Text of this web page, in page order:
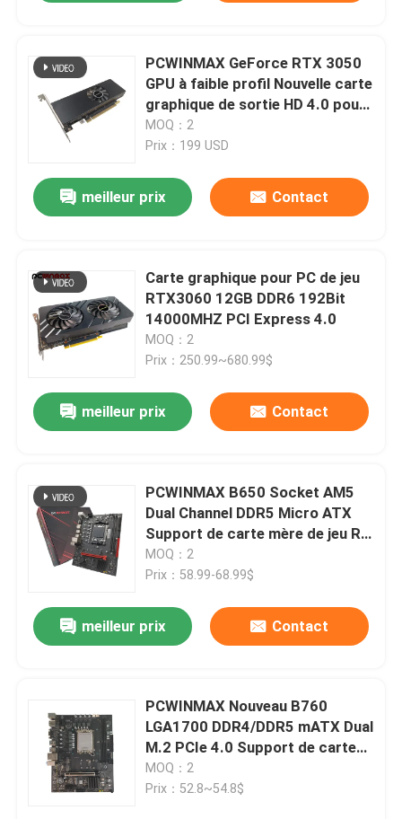
Produits
PCWINMAX GeForce RTX 3050
GPU à faible profil Nouvelle carte
graphique de sortie HD 4.0 pour
PC
MOQ：2
Prix：199 USD
meilleur prix Contact
Carte graphique pour PC de jeu
RTX3060 12GB DDR6 192Bit
14000MHZ PCI Express 4.0
MOQ：2
Prix：250.99~680.99$
meilleur prix Contact
PCWINMAX B650 Socket AM5
Dual Channel DDR5 Micro ATX
Support de carte mère de jeu R7
R8 R9 Processeurs
MOQ：2
Prix：58.99-68.99$
meilleur prix Contact
PCWINMAX Nouveau B760
LGA1700 DDR4/DDR5 mATX Dual
M.2 PCIe 4.0 Support de carte
mère 12e 13e 14e i3 i5 i7
MOQ：2
Prix：52.8~54.8$